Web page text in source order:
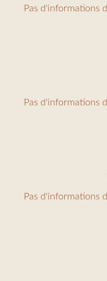
Charges : ménage
Pas d'informations
Pas d'informations
Pas d'informations